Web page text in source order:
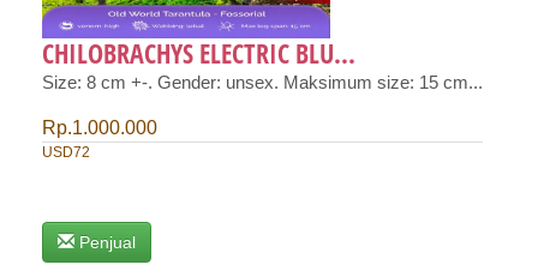
CHILOBRACHYS ELECTRIC BLU...
Size: 8 cm +-. Gender: unsex. Maksimum size: 15 cm...
Rp.1.000.000
USD72
Penjual